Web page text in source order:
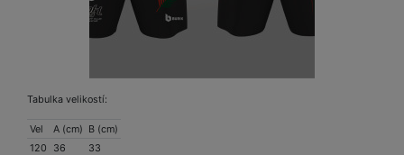
Tabulka velikostí:
Vel A (cm) B (cm)
120
36
33